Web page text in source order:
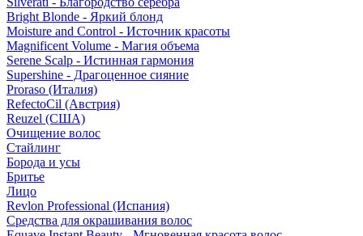
Bright Blonde - Яркий блонд
Moisture and Control - Источник красоты
Magnificent Volume - Магия объема
Serene Scalp - Истинная гармония
Supershine - Драгоценное сияние
Proraso (Италия)
RefectoCil (Австрия)
Reuzel (США)
Очищение волос
Стайлинг
Борода и усы
Бритье
Лицо
Revlon Professional (Испания)
Средства для окрашивания волос